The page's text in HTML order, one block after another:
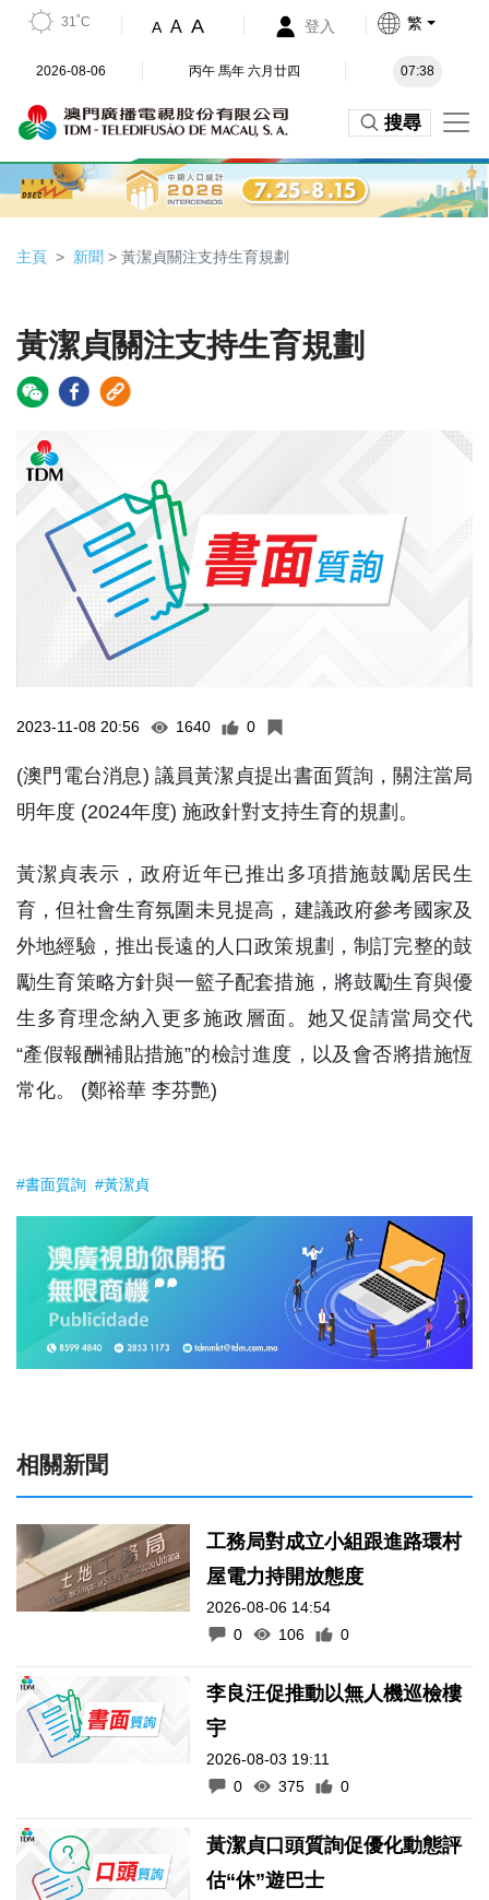
31˚C A A A 登入 繁
2026-08-06 丙午 馬年 六月廿四 07:38
搜尋
主頁 新聞 > 黃潔貞關注支持生育規劃
黃潔貞關注支持生育規劃
2023-11-08 20:56 1640 0
(澳門電台消息) 議員黃潔貞提出書面質詢，關注當局
明年度 (2024年度) 施政針對支持生育的規劃。
黃潔貞表示，政府近年已推出多項措施鼓勵居民生
育，但社會生育氛圍未見提高，建議政府參考國家及
外地經驗，推出長遠的人口政策規劃，制訂完整的鼓
勵生育策略方針與一籃子配套措施，將鼓勵生育與優
生多育理念納入更多施政層面。她又促請當局交代
“產假報酬補貼措施”的檢討進度，以及會否將措施恆
常化。 (鄭裕華 李芬艷)
#書面質詢 #黃潔貞
相關新聞
工務局對成立小組跟進路環村
屋電力持開放態度
2026-08-06 14:54
0
106 0
李良汪促推動以無人機巡檢樓
宇
2026-08-03 19:11
0
375 0
黃潔貞口頭質詢促優化動態評
估“休”遊巴士